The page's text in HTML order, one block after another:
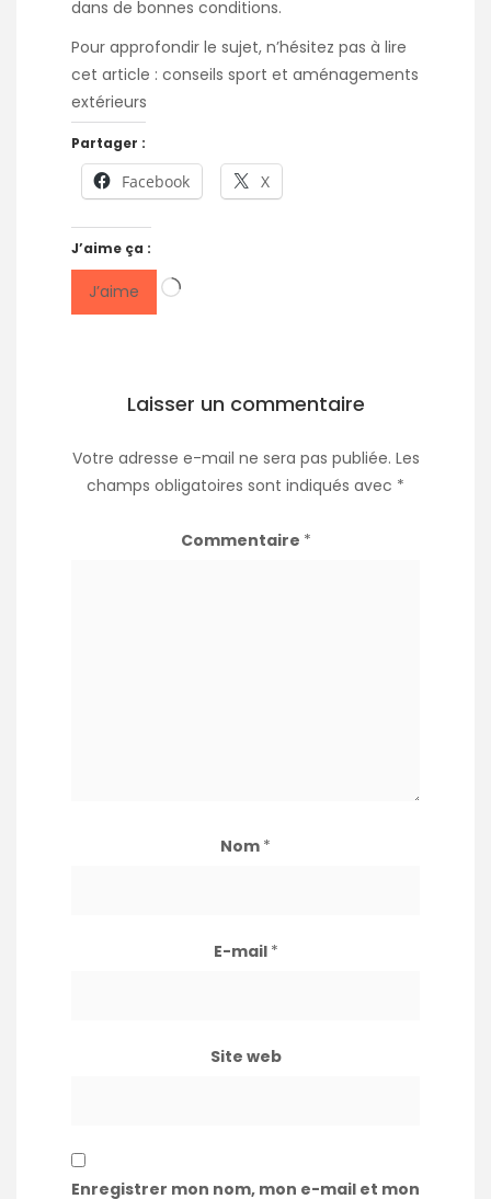
dans de bonnes conditions.
Pour approfondir le sujet, n’hésitez pas à lire
cet article : conseils sport et aménagements
extérieurs
Partager :
Facebook X
J’aime ça :
J’aime Chargement…
Laisser un commentaire
Votre adresse e-mail ne sera pas publiée. Les
champs obligatoires sont indiqués avec *
Commentaire *
Nom *
E-mail *
Site web
Enregistrer mon nom, mon e-mail et mon